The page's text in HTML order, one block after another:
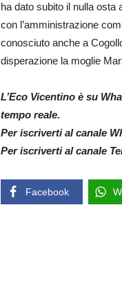
ha dato subito il nulla osta
con l’amministrazione
conosciuto anche a
disperazione la moglie
L’Eco Vicentino è su
tempo reale.
Per iscriverti al canale
Per iscriverti al canale
Facebook